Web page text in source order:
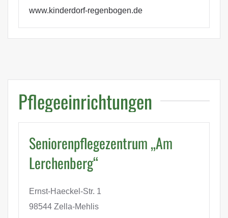
www.kinderdorf-regenbogen.de
Pflegeeinrichtungen
Seniorenpflegezentrum „Am
Lerchenberg“
Ernst-Haeckel-Str. 1
98544 Zella-Mehlis